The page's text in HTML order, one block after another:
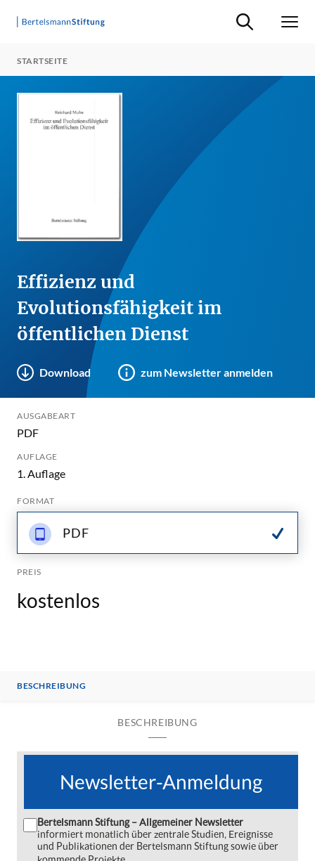
Suche ein-/
STARTSEITE
Effizienz und
Evolutionsfähigkeit im
öffentlichen Dienst
Download zum Newsletter anmelden
AUSGABEART
PDF
AUFLAGE
1. Auflage
FORMAT
PDF
PREIS
kostenlos
BESCHREIBUNG
BESCHREIBUNG
Newsletter-Anmeldung
Bertelsmann Stiftung – Allgemeiner Newsletter
informiert monatlich über zentrale Studien, Ereignisse
und Publikationen der Bertelsmann Stiftung sowie über